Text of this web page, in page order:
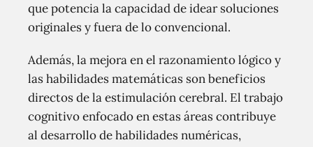
que potencia la capacidad de idear soluciones
originales y fuera de lo convencional.
Además, la mejora en el razonamiento lógico y
las habilidades matemáticas son beneficios
directos de la estimulación cerebral. El trabajo
cognitivo enfocado en estas áreas contribuye
al desarrollo de habilidades numéricas,